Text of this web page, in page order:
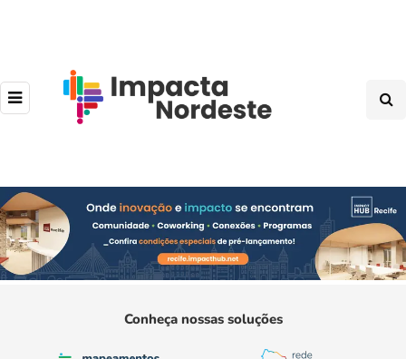
Conheça nossas soluções